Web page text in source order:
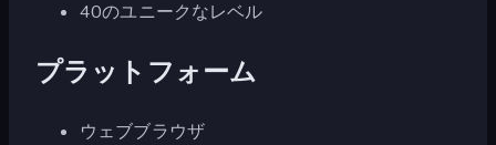
40のユニークなレベル
プラットフォーム
ウェブブラウザ